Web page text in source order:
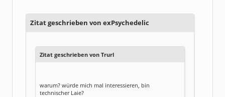
Zitat geschrieben von exPsychedelic
Zitat geschrieben von Trurl
warum? würde mich mal interessieren, bin
technischer Laie?